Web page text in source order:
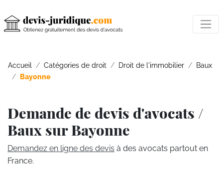
Accueil Catégories de droit Droit de l'immobilier
Baux
Bayonne
Demande de devis d'avocats /
Baux sur Bayonne
Demandez en ligne des devis à des avocats partout en
France.